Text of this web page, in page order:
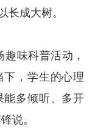
长成大树。
味科普活动，
下，学生的心理
能多倾听、多开
说。